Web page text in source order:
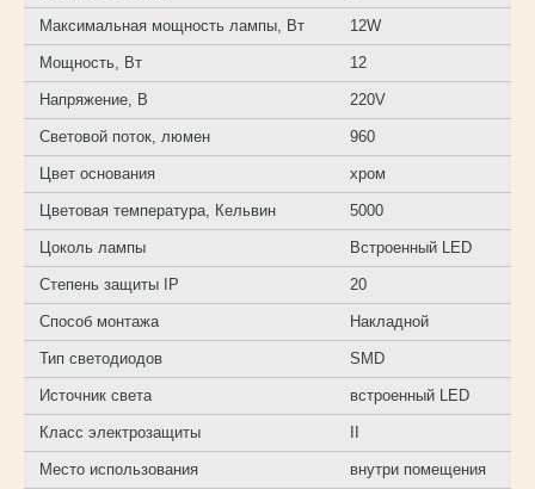
Максимальная мощность лампы, Вт 12W
Мощность, Вт 12
Напряжение, В 220V
Световой поток, люмен 960
Цвет основания хром
Цветовая температура, Кельвин 5000
Цоколь лампы Встроенный LED
Степень защиты IP 20
Способ монтажа Накладной
Тип светодиодов SMD
Источник света встроенный LED
Класс электрозащиты
Место использования внутри помещения